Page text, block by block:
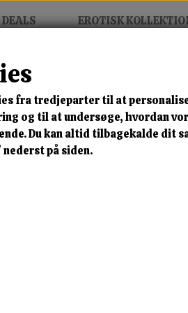
DEALS EROTISK
MIX FRIT • KØB 3 BETAL
🎁 SPAR 10 % – KLIK
fra tredjeparter til at
og til at undersøge, hvordan
Du kan altid tilbagekalde dit
på siden.